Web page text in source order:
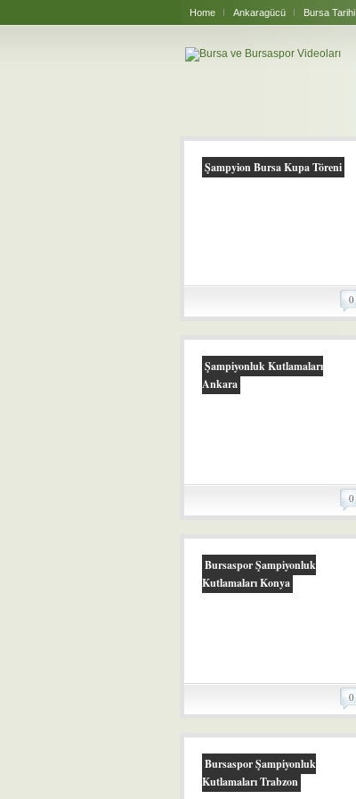
Home Ankaragücü Bursa Tarihi
Şampyion Bursa Kupa Töreni
0
Şampiyonluk Kutlamaları
Ankara
0
Bursaspor Şampiyonluk
Kutlamaları Konya
0
Bursaspor Şampiyonluk
Kutlamaları Trabzon